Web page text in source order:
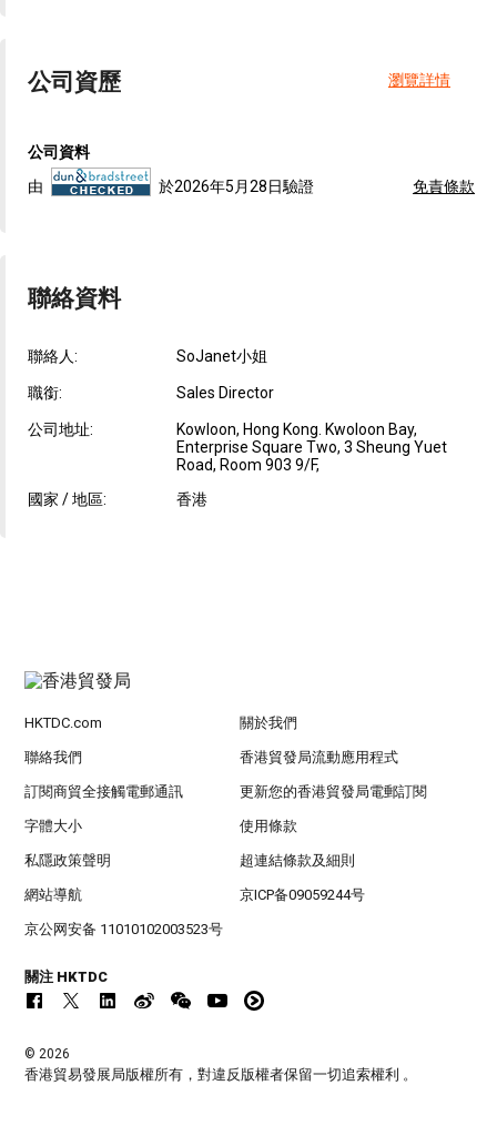
公司資歷 瀏覽詳情
公司資料
由
於2026年5月28日驗證 免責條款
聯絡資料
聯絡人: SoJanet小姐
職銜: Sales Director
公司地址:
Kowloon, Hong Kong. Kwoloon Bay,
Enterprise Square Two, 3 Sheung Yuet
Road, Room 903 9/F,
國家 / 地區:
香港
HKTDC.com 關於我們
聯絡我們 香港貿發局流動應用程式
訂閱商貿全接觸電郵通訊 更新您的香港貿發局電郵訂閱
字體大小 使用條款
私隱政策聲明 超連結條款及細則
網站導航 京ICP备09059244号
京公网安备 11010102003523号
關注 HKTDC
© 2026
香港貿易發展局版權所有，對違反版權者保留一切追索權利 。